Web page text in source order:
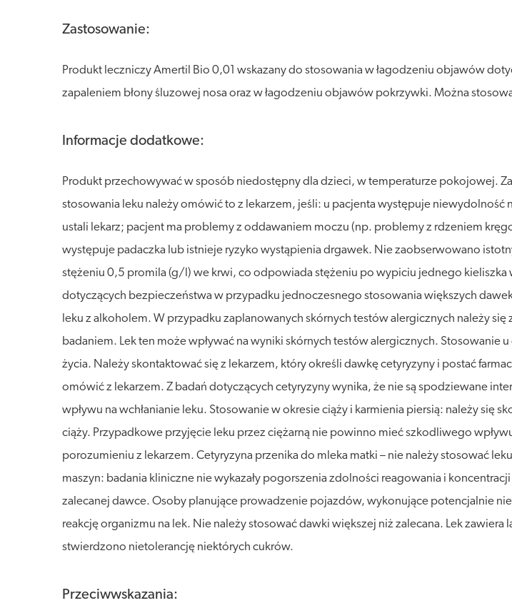
Zastosowanie:
Produkt leczniczy Amertil Bio 0,01 wskazany do stosowania w łagodzeniu objawów
zapaleniem błony śluzowej nosa oraz w łagodzeniu objawów pokrzywki. Można
Informacje dodatkowe:
Produkt przechowywać w sposób niedostępny dla dzieci, w temperaturze pokojowej.
stosowania leku należy omówić to z lekarzem, jeśli: u pacjenta występuje
ustali lekarz; pacjent ma problemy z oddawaniem moczu (np. problemy z rdzeniem
występuje padaczka lub istnieje ryzyko wystąpienia drgawek. Nie zaobserwowano
stężeniu 0,5 promila (g/l) we krwi, co odpowiada stężeniu po wypiciu jednego kieliszka
dotyczących bezpieczeństwa w przypadku jednoczesnego stosowania większych
leku z alkoholem. W przypadku zaplanowanych skórnych testów alergicznych należy
badaniem. Lek ten może wpływać na wyniki skórnych testów alergicznych. Stosowanie
życia. Należy skontaktować się z lekarzem, który określi dawkę cetyryzyny i postać
omówić z lekarzem. Z badań dotyczących cetyryzyny wynika, że nie są spodziewane
wpływu na wchłanianie leku. Stosowanie w okresie ciąży i karmienia piersią: należy się
ciąży. Przypadkowe przyjęcie leku przez ciężarną nie powinno mieć szkodliwego
porozumieniu z lekarzem. Cetyryzyna przenika do mleka matki – nie należy stosować
maszyn: badania kliniczne nie wykazały pogorszenia zdolności reagowania i
zalecanej dawce. Osoby planujące prowadzenie pojazdów, wykonujące potencjalnie
reakcję organizmu na lek. Nie należy stosować dawki większej niż zalecana. Lek
stwierdzono nietolerancję niektórych cukrów.
Przeciwwskazania: